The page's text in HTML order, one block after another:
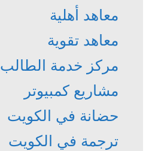
معاهد أهلية
معاهد تقوية
مركز خدمة الطالب
مشاريع كمبيوتر
حضانة في الكويت
ترجمة في الكويت